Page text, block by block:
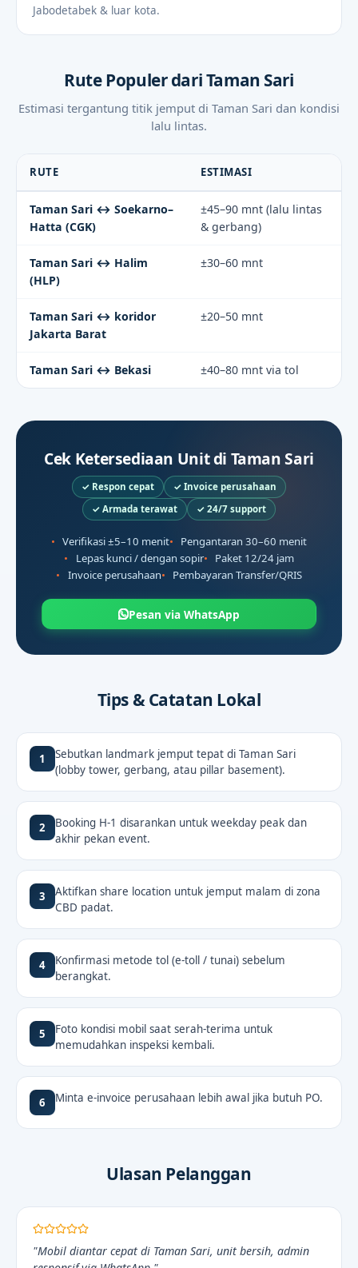
Jabodetabek & luar kota.
Rute Populer dari Taman Sari
Estimasi tergantung titik jemput di Taman Sari dan kondisi
lalu lintas.
RUTE ESTIMASI
Taman Sari ↔ Soekarno–
Hatta (CGK)
±45–90 mnt (lalu lintas
& gerbang)
Taman Sari ↔ Halim
(HLP)
±30–60 mnt
Taman Sari ↔ koridor
Jakarta Barat
±20–50 mnt
Taman Sari ↔ Bekasi ±40–80 mnt via tol
Cek Ketersediaan Unit di Taman Sari
✓ Respon cepat
✓ Invoice perusahaan
✓ Armada terawat
✓ 24/7 support
Verifikasi ±5–10 menit
Pengantaran 30–60 menit
Lepas kunci / dengan sopir
Paket 12/24 jam
Invoice perusahaan
Pembayaran Transfer/QRIS
Pesan via WhatsApp
Tips & Catatan Lokal
1
Sebutkan landmark jemput tepat di Taman Sari
(lobby tower, gerbang, atau pillar basement).
2
Booking H-1 disarankan untuk weekday peak dan
akhir pekan event.
3
Aktifkan share location untuk jemput malam di zona
CBD padat.
4
Konfirmasi metode tol (e-toll / tunai) sebelum
berangkat.
5
Foto kondisi mobil saat serah-terima untuk
memudahkan inspeksi kembali.
6 Minta e-invoice perusahaan lebih awal jika butuh PO.
Ulasan Pelanggan
"Mobil diantar cepat di Taman Sari, unit bersih, admin